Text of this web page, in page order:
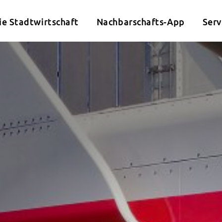
Stadtwirtschaft Nachbarschafts-App